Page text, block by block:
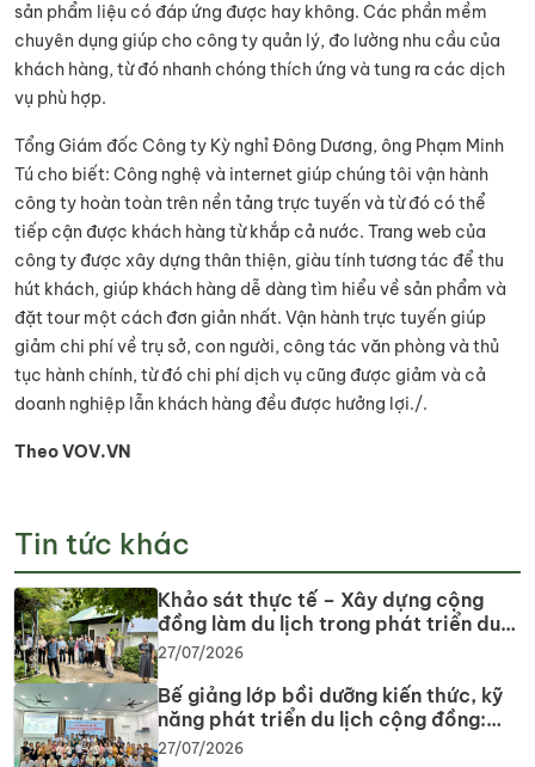
sản phẩm liệu có đáp ứng được hay không. Các phần mềm
chuyên dụng giúp cho công ty quản lý, đo lường nhu cầu của
khách hàng, từ đó nhanh chóng thích ứng và tung ra các dịch
vụ phù hợp.
Tổng Giám đốc Công ty Kỳ nghỉ Đông Dương, ông Phạm Minh
Tú cho biết: Công nghệ và internet giúp chúng tôi vận hành
công ty hoàn toàn trên nền tảng trực tuyến và từ đó có thể
tiếp cận được khách hàng từ khắp cả nước. Trang web của
công ty được xây dựng thân thiện, giàu tính tương tác để thu
hút khách, giúp khách hàng dễ dàng tìm hiểu về sản phẩm và
đặt tour một cách đơn giản nhất. Vận hành trực tuyến giúp
giảm chi phí về trụ sở, con người, công tác văn phòng và thủ
tục hành chính, từ đó chi phí dịch vụ cũng được giảm và cả
doanh nghiệp lẫn khách hàng đều được hưởng lợi./.
Theo VOV.VN
Tin tức khác
Khảo sát thực tế – Xây dựng cộng
đồng làm du lịch trong phát triển du
lịch cộng đồng tại tỉnh Tây Ninh
27/07/2026
Bế giảng lớp bồi dưỡng kiến thức, kỹ
năng phát triển du lịch cộng đồng:
Gắn lý thuyết với thực tiễn, lan tỏa tư
27/07/2026